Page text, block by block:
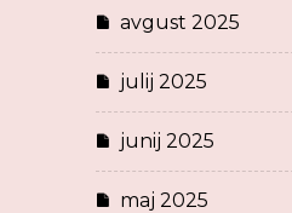
avgust 2025
julij 2025
junij 2025
maj 2025